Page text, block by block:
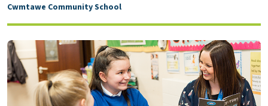
Cwmtawe Community School